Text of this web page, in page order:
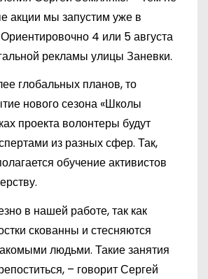
акции мы запустим уже в
4 или 5 августа
рекламы улицы Заневки.
глобальных планов, то
нового сезона «Школы
проекта волонтеры будут
из разных сфер. Так,
обучение активистов
в нашей работе, так как
скованны и стесняются
людьми. Такие занятия
– говорит Сергей